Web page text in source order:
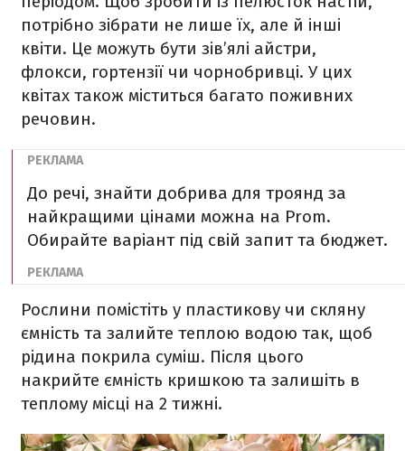
потрібно зібрати не лише їх, але й інші
квіти. Це можуть бути зів’ялі айстри,
флокси, гортензії чи чорнобривці. У цих
квітах також міститься багато поживних
речовин.
До речі, знайти добрива для троянд за
найкращими цінами можна на Prom.
Обирайте варіант під свій запит та бюджет.
Рослини помістіть у пластикову чи скляну
ємність та залийте теплою водою так, щоб
рідина покрила суміш. Після цього
накрийте ємність кришкою та залишіть в
теплому місці на 2 тижні.